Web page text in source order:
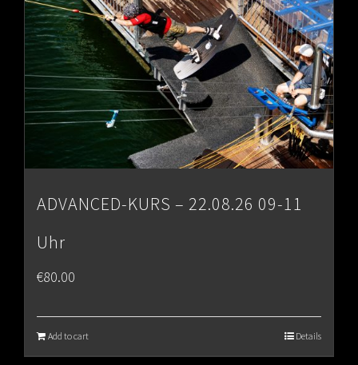
ADVANCED-KURS – 22.08.26 09-11
Uhr
€80.00
Add to cart Details